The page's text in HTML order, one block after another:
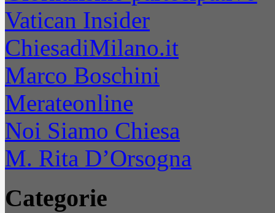
Vatican Insider
ChiesadiMilano.it
Marco Boschini
Merateonline
Noi Siamo Chiesa
M. Rita D’Orsogna
Categorie